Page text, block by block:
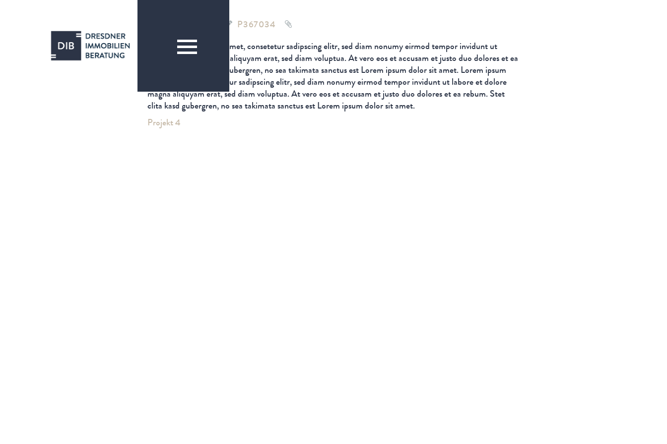
P367034
Lorem ipsum dolor sit amet, consetetur sadipscing elitr, sed diam nonumy eirmod tempor invidunt ut
labore et dolore magna aliquyam erat, sed diam voluptua. At vero eos et accusam et justo duo dolores et ea
rebum. Stet clita kasd gubergren, no sea takimata sanctus est Lorem ipsum dolor sit amet. Lorem ipsum
dolor sit amet, consetetur sadipscing elitr, sed diam nonumy eirmod tempor invidunt ut labore et dolore
magna aliquyam erat, sed diam voluptua. At vero eos et accusam et justo duo dolores et ea rebum. Stet
clita kasd gubergren, no sea takimata sanctus est Lorem ipsum dolor sit amet.
Projekt 4